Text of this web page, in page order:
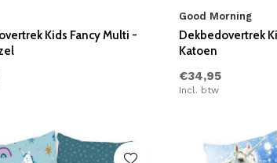
Kids Fancy Multi -
Good Morning
Dekbedovertrek
Katoen
€34,95
Incl. btw